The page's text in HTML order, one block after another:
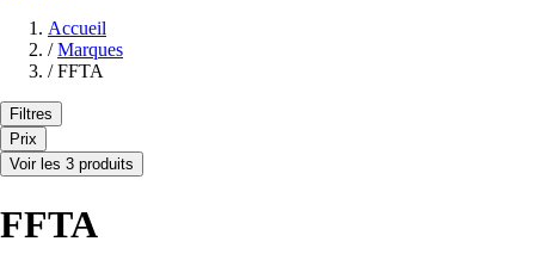
Accueil
/ Marques
/ FFTA
Filtres
Prix
Voir les 3 produits
FFTA